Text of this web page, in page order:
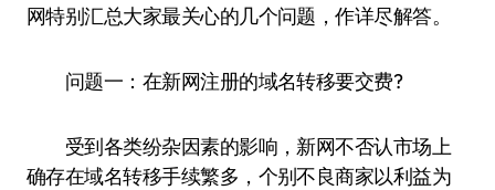
网特别汇总大家最关心的几个问题，作详尽解答。
问题一：在新网注册的域名转移要交费?
受到各类纷杂因素的影响，新网不否认市场上
确存在域名转移手续繁多，个别不良商家以利益为